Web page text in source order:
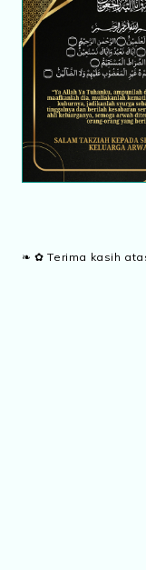
Dalam redha,
❧ ✿ Terima kasih